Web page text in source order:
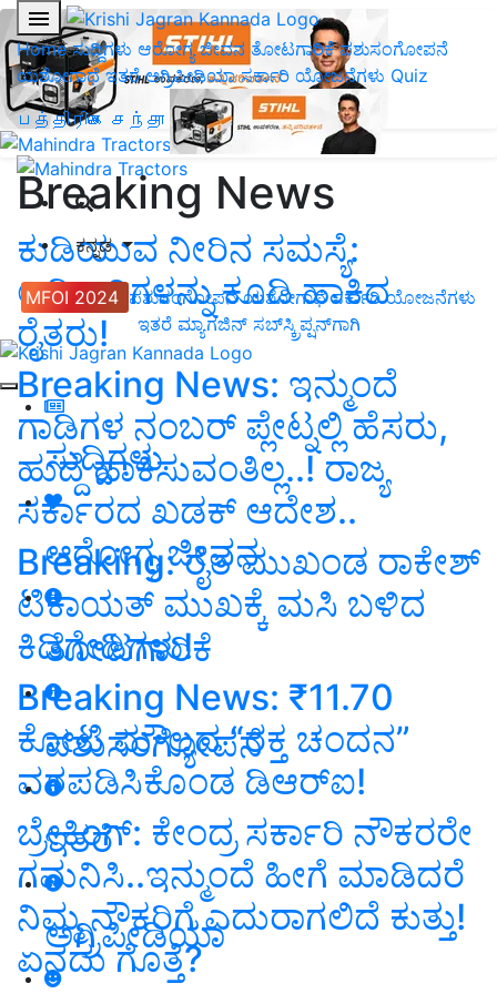
Home ಸುದ್ದಿಗಳು ಆರೋಗ್ಯ ಜೀವನ ತೋಟಗಾರಿಕೆಪಶುಸಂಗೋಪನೆ
ಯಶೋಗಾಥೆ ಇತರೆ ಅಗ್ರಿಪೀಡಿಯಾ ಸರ್ಕಾರಿ ಯೋಜನೆಗಳು Quiz
பத்திரிகை சந்தா
ಕನ್ನಡ
MFOI 2024 ಪಶುಸಂಗೋಪನೆ ಯಶೋಗಾಥೆ ಸರ್ಕಾರಿ ಯೋಜನೆಗಳು
ಇತರೆ ಮ್ಯಾಗಜಿನ್‌ ಸಬ್‌ಸ್ಕ್ರಿಪ್ಷನ್‌ಗಾಗಿ
ಸುದ್ದಿಗಳು
ಆರೋಗ್ಯ ಜೀವನ
ತೋಟಗಾರಿಕೆ
ಪಶುಸಂಗೋಪನೆ
ಇತರೆ
ಅಗ್ರಿಪೀಡಿಯಾ
Breaking News
ಕುಡಿಯುವ ನೀರಿನ ಸಮಸ್ಯೆ:
ಅಧಿಕಾರಿಗಳನ್ನು ಕೂಡಿ ಹಾಕಿದ
ರೈತರು!
Breaking News: ಇನ್ಮುಂದೆ
ಗಾಡಿಗಳ ನಂಬರ್ ಪ್ಲೇಟ್ನಲ್ಲಿ ಹೆಸರು,
ಹುದ್ದೆ ಹಾಕಿಸುವಂತಿಲ್ಲ..! ರಾಜ್ಯ
ಸರ್ಕಾರದ ಖಡಕ್ ಆದೇಶ..
Breaking: ರೈತ ಮುಖಂಡ ರಾಕೇಶ್
ಟಿಕಾಯತ್ ಮುಖಕ್ಕೆ ಮಸಿ ಬಳಿದ
ಕಿಡಿಗೇಡಿಗಳು!
Breaking News: ₹11.70
ಕೋಟಿ ಮೌಲ್ಯದ “ರಕ್ತ ಚಂದನ”
ವಶಪಡಿಸಿಕೊಂಡ ಡಿಆರ್‌ಐ!
ಬ್ರೇಕಿಂಗ್‌: ಕೇಂದ್ರ ಸರ್ಕಾರಿ ನೌಕರರೇ
ಗಮನಿಸಿ..ಇನ್ಮುಂದೆ ಹೀಗೆ ಮಾಡಿದರೆ
ನಿಮ್ಮ ನೌಕರಿಗೆ ಎದುರಾಗಲಿದೆ ಕುತ್ತು!
ಏನದು ಗೊತ್ತೆ?